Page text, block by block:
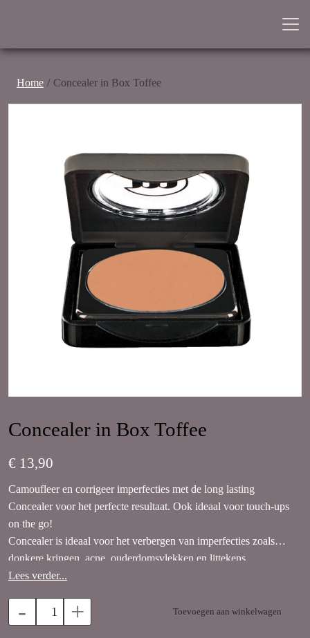
Home Concealer in Box Toffee
Concealer in Box Toffee
€ 13,90
Camoufleer en corrigeer imperfecties met de long lasting
Concealer voor het perfecte resultaat. Ook ideaal voor touch-ups
on the go!
Concealer is ideaal voor het verbergen van imperfecties zoals
donkere kringen, acne, ouderdomsvlekken en littekens.
(donkerder dan Fudge)
Lees verder...
- + Toevoegen aan winkelwagen